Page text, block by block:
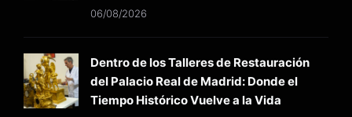
06/08/2026
Dentro de los Talleres de Restauración
del Palacio Real de Madrid: Donde el
Tiempo Histórico Vuelve a la Vida